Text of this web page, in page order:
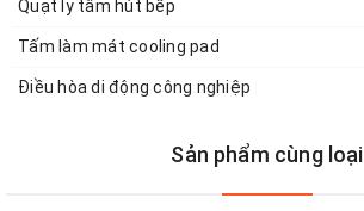
Quạt ly tâm hút bếp
Tấm làm mát cooling pad
Điều hòa di động công nghiệp
Sản phẩm cùng loại